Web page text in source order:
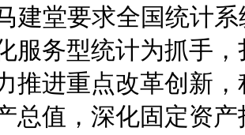
建堂要求全国统计系
服务型统计为抓手
推进重点改革创新
总值，深化固定资